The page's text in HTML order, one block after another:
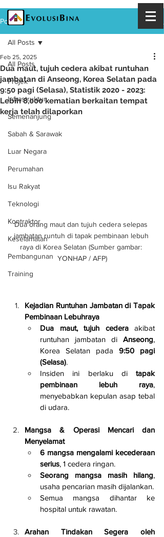
Post
All Posts
Projek
Infrastruktur
Semenanjung
Sabah & Sarawak
Luar Negara
Perumahan
Isu Rakyat
Teknologi
Kontraktor
Keselamatan
Pembangunan
Training
All Posts
Dua maut, tujuh cedera akibat runtuhan
jambatan di Anseong, Korea Selatan pada
9:50 pagi (Selasa), Statistik 2020 - 2023:
Lebih 8,000 kematian berkaitan tempat
kerja telah dilaporkan
Feb 25, 2025
Dua orang maut dan tujuh cedera selepas
jambatan runtuh di tapak pembinaan lebuh
raya di Korea Selatan (Sumber gambar:
YONHAP / AFP)
Kejadian Runtuhan Jambatan di Tapak
Pembinaan Lebuhraya
Dua maut, tujuh cedera akibat
runtuhan jambatan di Anseong,
Korea Selatan pada 9:50 pagi
(Selasa).
Insiden ini berlaku di tapak
pembinaan lebuh raya,
menyebabkan kepulan asap tebal
di udara.
Mangsa & Operasi Mencari dan
Menyelamat
6 mangsa mengalami kecederaan
serius, 1 cedera ringan.
Seorang mangsa masih hilang,
usaha pencarian masih dijalankan.
Semua mangsa dihantar ke
hospital untuk rawatan.
Arahan Tindakan Segera oleh